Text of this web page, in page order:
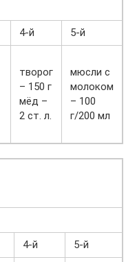
4-й
5-й
творог
– 150 г
мёд –
2 ст. л.
мюсли с
молоком
– 100
г/200 мл
4-й
5-й